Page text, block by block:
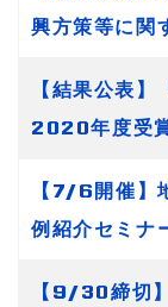
興方策等に関
【結果公表
2020年度受
【7/6開催】
例紹介セミナ
【9/30締切